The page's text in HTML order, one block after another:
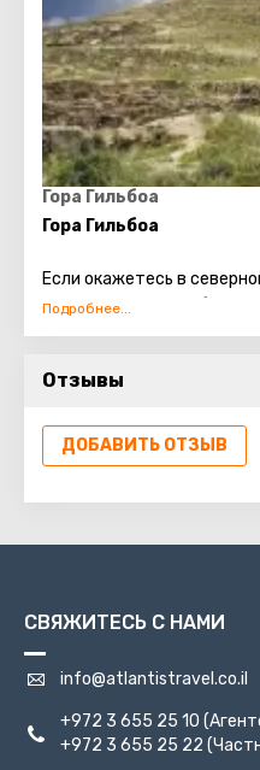
Гора Гильбоа
Гора Гильбоа
Если окажетесь в
возможность
хребет считается одним
долины и выглядит очень
м. Хребет протянулся на
на вершину, вас ждет
Отзывы
ДОБАВИТЬ ОТЗЫВ
СВЯЖИТЕСЬ С НАМИ
info@atlantistravel.co.il
+972 3 655 25 10
+972 3 655 25 22